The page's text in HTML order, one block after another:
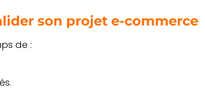
son projet e-commerce
de :